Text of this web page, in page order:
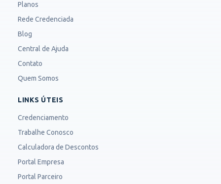
Planos
Rede Credenciada
Blog
Central de Ajuda
Contato
Quem Somos
LINKS ÚTEIS
Credenciamento
Trabalhe Conosco
Calculadora de Descontos
Portal Empresa
Portal Parceiro